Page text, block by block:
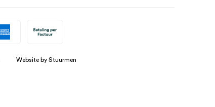
Website by Stuurmen